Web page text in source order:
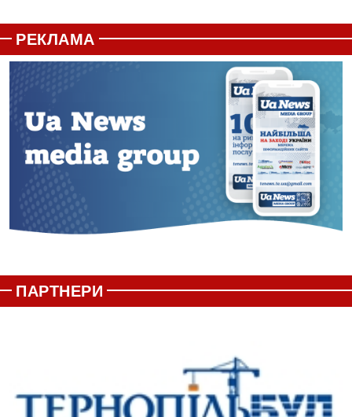
РЕКЛАМА
ПАРТНЕРИ